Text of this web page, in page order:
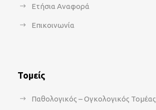
Ετήσια Αναφορά
Επικοινωνία
Τομείς
Παθολογικός – Ογκολογικός Τομέας